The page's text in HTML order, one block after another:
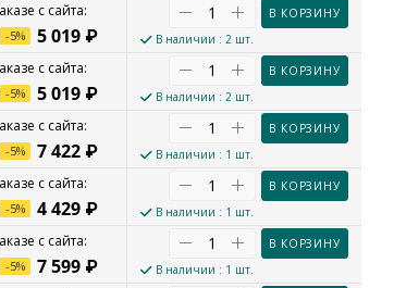
5 019 ₽
-5%
В КОРЗИНУ
В наличии : 2 шт.
5 019 ₽
-5%
В КОРЗИНУ
В наличии : 2 шт.
7 422 ₽
-5%
В КОРЗИНУ
В наличии : 1 шт.
4 429 ₽
-5%
В КОРЗИНУ
В наличии : 1 шт.
7 599 ₽
-5%
В КОРЗИНУ
В наличии : 1 шт.